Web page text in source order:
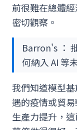
前很難在總體
密切觀察。
Barron's ：
何納入 AI 等
我們知道模型
遇的疫情或貿
生產力提升，